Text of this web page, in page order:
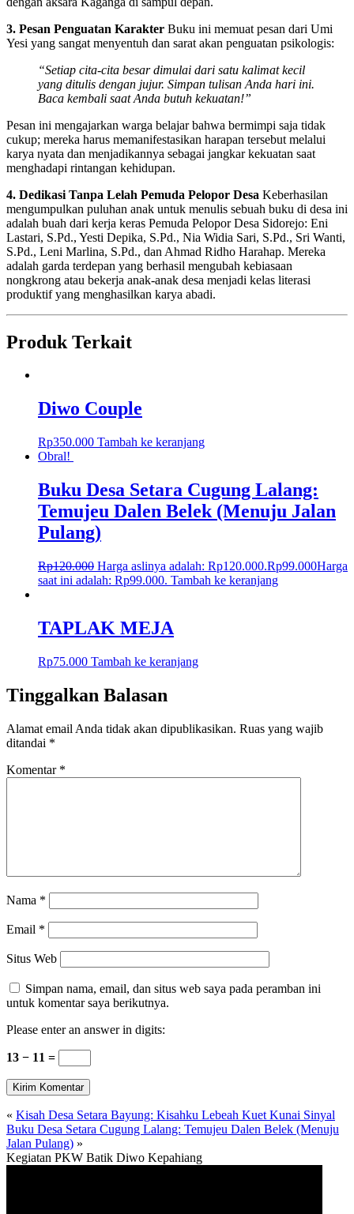
3. Pesan Penguatan Karakter Buku ini memuat pesan dari Umi
Yesi yang sangat menyentuh dan sarat akan penguatan psikologis:
“Setiap cita-cita besar dimulai dari satu kalimat kecil
yang ditulis dengan jujur. Simpan tulisan Anda hari ini.
Baca kembali saat Anda butuh kekuatan!”
Pesan ini mengajarkan warga belajar bahwa bermimpi saja tidak
cukup; mereka harus memanifestasikan harapan tersebut melalui
karya nyata dan menjadikannya sebagai jangkar kekuatan saat
menghadapi rintangan kehidupan.
4. Dedikasi Tanpa Lelah Pemuda Pelopor Desa Keberhasilan
mengumpulkan puluhan anak untuk menulis sebuah buku di desa ini
adalah buah dari kerja keras Pemuda Pelopor Desa Sidorejo: Eni
Lastari, S.Pd., Yesti Depika, S.Pd., Nia Widia Sari, S.Pd., Sri Wanti,
S.Pd., Leni Marlina, S.Pd., dan Ahmad Ridho Harahap. Mereka
adalah garda terdepan yang berhasil mengubah kebiasaan
nongkrong atau bekerja anak-anak desa menjadi kelas literasi
produktif yang menghasilkan karya abadi.
Produk Terkait
Diwo Couple
Rp350.000 Tambah ke keranjang
Obral!
Buku Desa Setara Cugung Lalang:
Temujeu Dalen Belek (Menuju Jalan
Pulang)
Rp120.000 Harga aslinya adalah: Rp120.000.Rp99.000Harga
saat ini adalah: Rp99.000. Tambah ke keranjang
TAPLAK MEJA
Rp75.000 Tambah ke keranjang
Tinggalkan Balasan
Alamat email Anda tidak akan dipublikasikan. Ruas yang wajib
ditandai *
Komentar *
Nama *
Email *
Situs Web
Simpan nama, email, dan situs web saya pada peramban ini
untuk komentar saya berikutnya.
Please enter an answer in digits:
13 − 11 =
« Kisah Desa Setara Bayung: Kisahku Lebeah Kuet Kunai Sinyal
Buku Desa Setara Cugung Lalang: Temujeu Dalen Belek (Menuju
Jalan Pulang) »
Kegiatan PKW Batik Diwo Kepahiang